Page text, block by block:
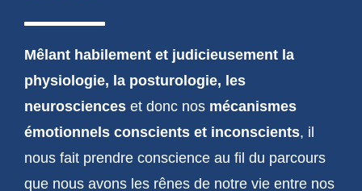
Mêlant habilement et judicieusement la
physiologie, la posturologie, les
neurosciences et donc nos mécanismes
émotionnels conscients et inconscients, il
nous fait prendre conscience au fil du parcours
que nous avons les rênes de notre vie entre nos